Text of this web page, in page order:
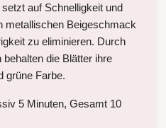
auf Schnelligkeit und
metallischen Beigeschmack
zu eliminieren. Durch
die Blätter ihre
grüne Farbe.
5 Minuten, Gesamt 10